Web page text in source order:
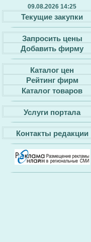
09.08.2026 14:25
Текущие закупки
Запросить цены
Добавить фирму
Каталог цен
Рейтинг фирм
Каталог товаров
Услуги портала
Контакты редакции